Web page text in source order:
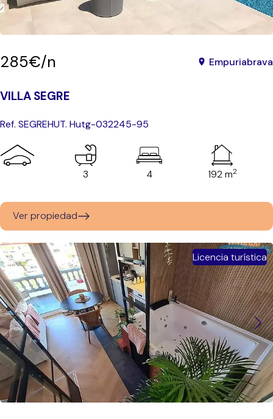
285€/n Empuriabrava
VILLA SEGRE
Ref. SEGREHUT. Hutg-032245-95
3 4 192 m2
Ver propiedad
Licencia turística